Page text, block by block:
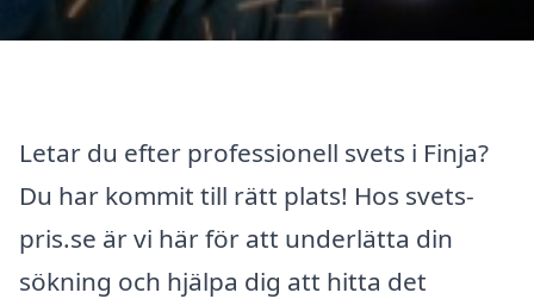
Letar du efter professionell svets i Finja?
Du har kommit till rätt plats! Hos svets-
pris.se är vi här för att underlätta din
sökning och hjälpa dig att hitta det